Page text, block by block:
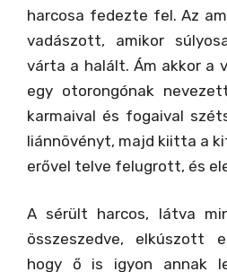
harcosa fedezte fel. Az
vadászott, amikor
várta a halált. Ám akkor a
egy otorongónak
karmaival és fogaival
liánnövényt, majd kiitta a
erővel telve felugrott, és
A sérült harcos, látva
összeszedve, elkúszott
hogy ő is igyon annak